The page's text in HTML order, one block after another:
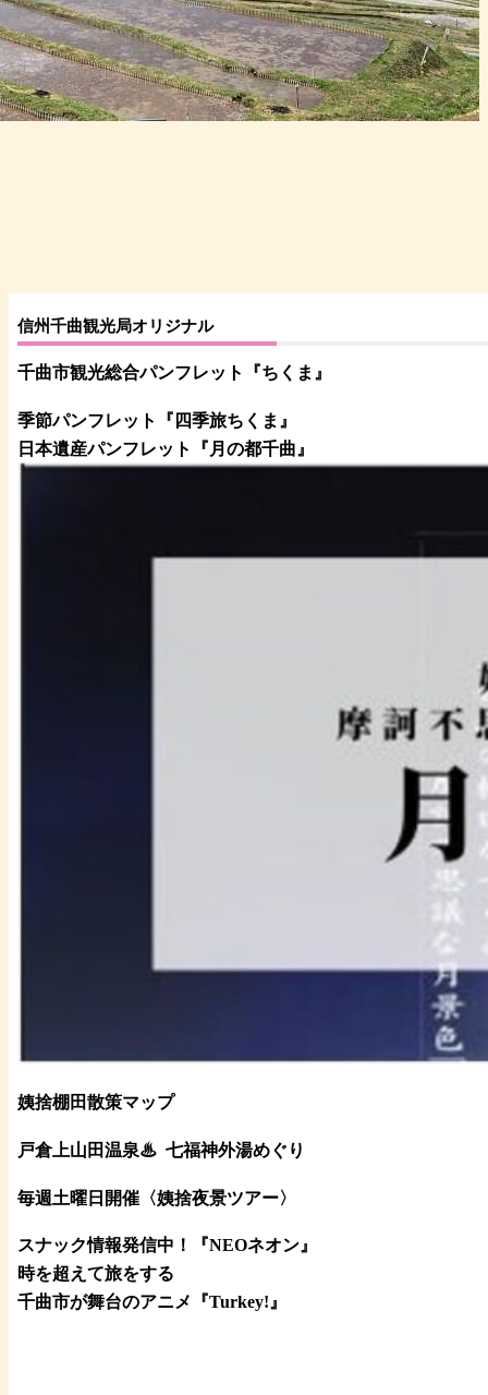
信州千曲観光局オリジナル
千曲市観光総合パンフレット 『ちくま 』
季節パンフレット『四季旅ちくま』
日本遺産パンフレット
『月の都千曲 』
姨捨棚田散策マップ
戸倉上山田温泉♨ 七福神外湯めぐり
毎週土曜日開催〈姨捨夜景ツアー〉
スナック情報発信中！『NEOネオン』
時を超えて旅をする
千曲市が舞台のアニメ『Turkey!』